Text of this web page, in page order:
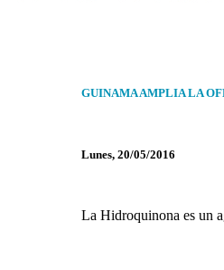
GUINAMA AMPLIA LA
Lunes, 20/05/2016
La Hidroquinona es un